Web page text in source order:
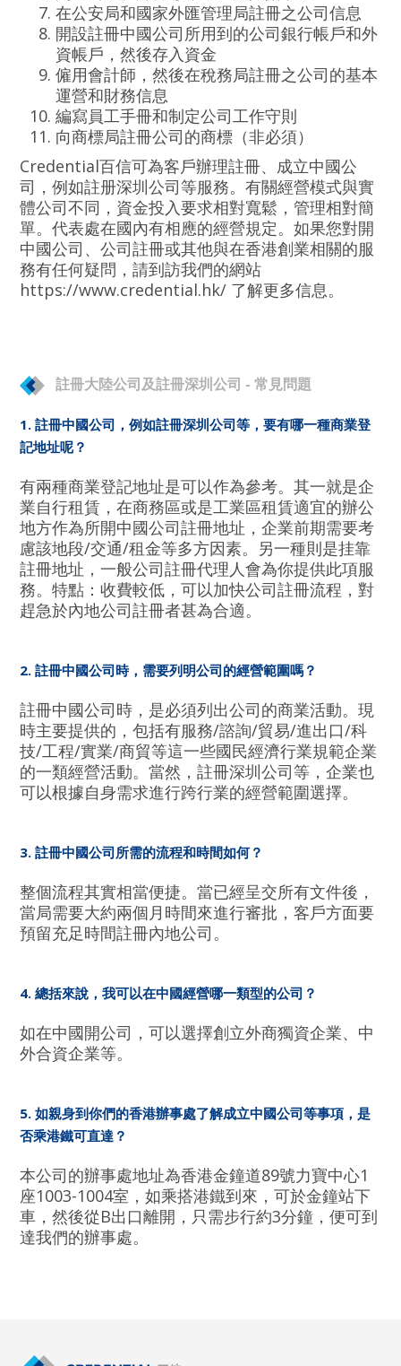
在公安局和國家外匯管理局註冊之公司信息
開設註冊中國公司所用到的公司銀行帳戶和外
資帳戶，然後存入資金
僱用會計師，然後在稅務局註冊之公司的基本
運營和財務信息
編寫員工手冊和制定公司工作守則
向商標局註冊公司的商標 （非必須）
Credential百信可為客戶辦理註冊、成立中國公
司，例如註册深圳公司等服務。有關經營模式與實
體公司不同，資金投入要求相對寬鬆，管理相對簡
單。代表處在國內有相應的經營規定。如果您對開
中國公司、公司註冊或其他與在香港創業相關的服
務有任何疑問，請到訪我們的網站
https://www.credential.hk/ 了解更多信息。
註冊大陸公司及註冊深圳公司 - 常見問題
1. 註冊中國公司，例如註冊深圳公司等，要有哪一種商業登
記地址呢？
有兩種商業登記地址是可以作為參考。其一就是企
業自行租賃，在商務區或是工業區租賃適宜的辦公
地方作為所開中國公司註冊地址，企業前期需要考
慮該地段/交通/租金等多方因素。另一種則是挂靠
註冊地址，一般公司註冊代理人會為你提供此項服
務。特點：收費較低，可以加快公司註冊流程，對
趕急於內地公司註冊者甚為合適。
2. 註冊中國公司時，需要列明公司的經營範圍嗎？
註冊中國公司時，是必須列出公司的商業活動。現
時主要提供的，包括有服務/諮詢/貿易/進出口/科
技/工程/實業/商貿等這一些國民經濟行業規範企業
的一類經營活動。當然，註冊深圳公司等，企業也
可以根據自身需求進行跨行業的經營範圍選擇。
3. 註冊中國公司所需的流程和時間如何？
整個流程其實相當便捷。當已經呈交所有文件後，
當局需要大約兩個月時間來進行審批，客戶方面要
預留充足時間註冊內地公司。
4. 總括來說，我可以在中國經營哪一類型的公司？
如在中國開公司，可以選擇創立外商獨資企業、中
外合資企業等。
5. 如親身到你們的香港辦事處了解成立中國公司等事項，是
否乘港鐵可直達？
本公司的辦事處地址為香港金鐘道89號力寶中心1
座1003-1004室，如乘搭港鐵到來，可於金鐘站下
車，然後從B出口離開，只需步行約3分鐘，便可到
達我們的辦事處。